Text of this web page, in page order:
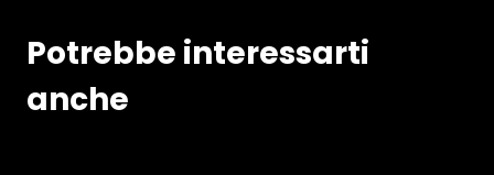
Potrebbe interessarti
anche